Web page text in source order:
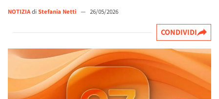
NOTIZIAdi Stefania Netti — 26/05/2026
CONDIVIDI